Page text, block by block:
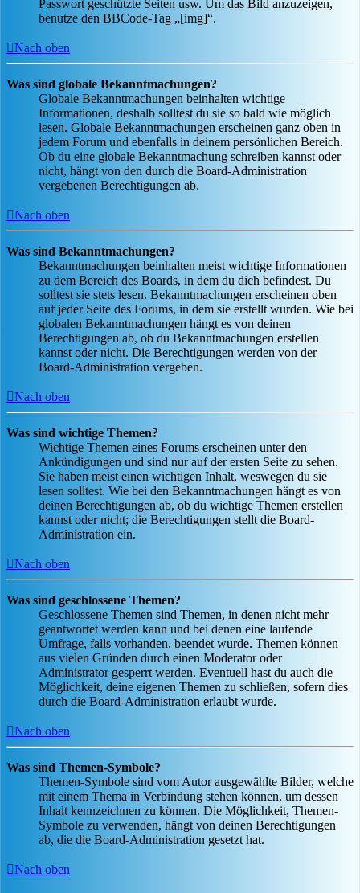
Passwort geschützte Seiten usw. Um das Bild anzuzeigen,
benutze den BBCode-Tag „[img]“.
Nach oben
Was sind globale Bekanntmachungen?
Globale Bekanntmachungen beinhalten wichtige
Informationen, deshalb solltest du sie so bald wie möglich
lesen. Globale Bekanntmachungen erscheinen ganz oben in
jedem Forum und ebenfalls in deinem persönlichen Bereich.
Ob du eine globale Bekanntmachung schreiben kannst oder
nicht, hängt von den durch die Board-Administration
vergebenen Berechtigungen ab.
Nach oben
Was sind Bekanntmachungen?
Bekanntmachungen beinhalten meist wichtige Informationen
zu dem Bereich des Boards, in dem du dich befindest. Du
solltest sie stets lesen. Bekanntmachungen erscheinen oben
auf jeder Seite des Forums, in dem sie erstellt wurden. Wie bei
globalen Bekanntmachungen hängt es von deinen
Berechtigungen ab, ob du Bekanntmachungen erstellen
kannst oder nicht. Die Berechtigungen werden von der
Board-Administration vergeben.
Nach oben
Was sind wichtige Themen?
Wichtige Themen eines Forums erscheinen unter den
Ankündigungen und sind nur auf der ersten Seite zu sehen.
Sie haben meist einen wichtigen Inhalt, weswegen du sie
lesen solltest. Wie bei den Bekanntmachungen hängt es von
deinen Berechtigungen ab, ob du wichtige Themen erstellen
kannst oder nicht; die Berechtigungen stellt die Board-
Administration ein.
Nach oben
Was sind geschlossene Themen?
Geschlossene Themen sind Themen, in denen nicht mehr
geantwortet werden kann und bei denen eine laufende
Umfrage, falls vorhanden, beendet wurde. Themen können
aus vielen Gründen durch einen Moderator oder
Administrator gesperrt werden. Eventuell hast du auch die
Möglichkeit, deine eigenen Themen zu schließen, sofern dies
durch die Board-Administration erlaubt wurde.
Nach oben
Was sind Themen-Symbole?
Themen-Symbole sind vom Autor ausgewählte Bilder, welche
mit einem Thema in Verbindung stehen können, um dessen
Inhalt kennzeichnen zu können. Die Möglichkeit, Themen-
Symbole zu verwenden, hängt von deinen Berechtigungen
ab, die die Board-Administration gesetzt hat.
Nach oben